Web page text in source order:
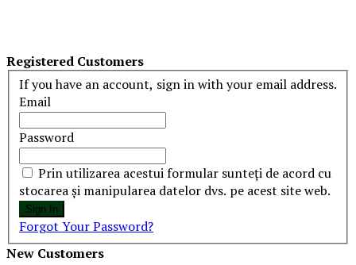
Registered Customers
If you have an account, sign in with your email address.
Email
Password
Prin utilizarea acestui formular sunteți de acord cu
stocarea și manipularea datelor dvs. pe acest site web.
Sign In
Forgot Your Password?
New Customers